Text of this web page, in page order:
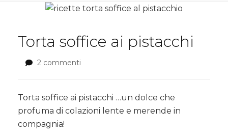
Torta soffice ai pistacchi
2 commenti
ai
pistacchi
Torta soffice ai pistacchi …un dolce che
profuma di colazioni lente e merende in
compagnia!